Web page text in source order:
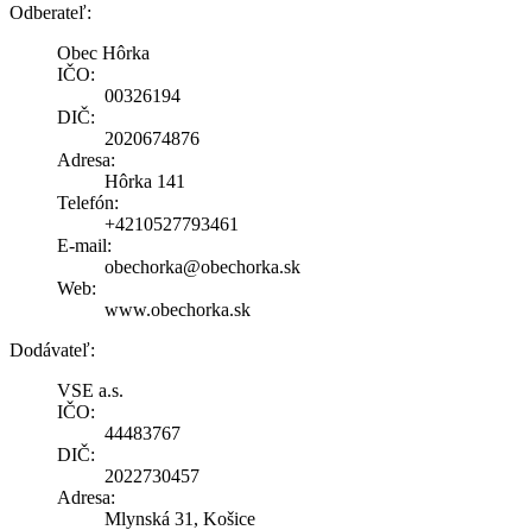
Odberateľ:
Obec Hôrka
IČO:
00326194
DIČ:
2020674876
Adresa:
Hôrka 141
Telefón:
+4210527793461
E-mail:
obechorka@obechorka.sk
Web:
www.obechorka.sk
Dodávateľ:
VSE a.s.
IČO:
44483767
DIČ:
2022730457
Adresa:
Mlynská 31, Košice